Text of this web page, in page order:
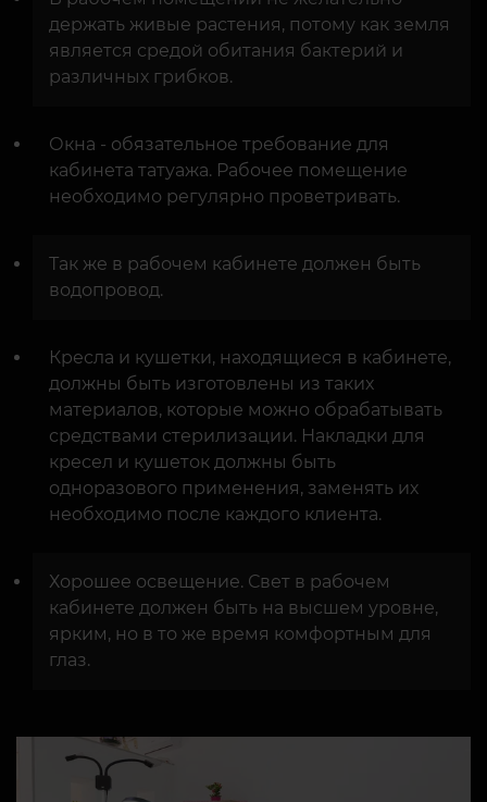
держать живые растения, потому как земля
является средой обитания бактерий и
различных грибков.
Окна - обязательное требование для
кабинета татуажа. Рабочее помещение
необходимо регулярно проветривать.
Так же в рабочем кабинете должен быть
водопровод.
Кресла и кушетки, находящиеся в кабинете,
должны быть изготовлены из таких
материалов, которые можно обрабатывать
средствами стерилизации. Накладки для
кресел и кушеток должны быть
одноразового применения, заменять их
необходимо после каждого клиента.
Хорошее освещение. Свет в рабочем
кабинете должен быть на высшем уровне,
ярким, но в то же время комфортным для
глаз.